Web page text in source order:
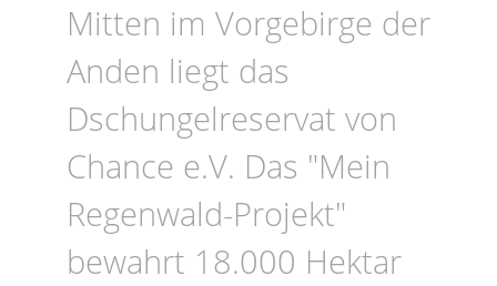
Mitten im Vorgebirge der
Anden liegt das
Dschungelreservat von
Chance e.V. Das "Mein
Regenwald-Projekt"
bewahrt 18.000 Hektar